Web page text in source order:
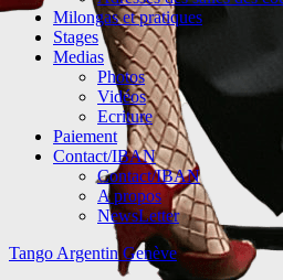
Milongas et pratiques
Stages
Medias
Photos
Vidéos
Ecriture
Paiement
Contact/IBAN
Contact/IBAN
A propos
NewsLetter
Tango Argentin Genève